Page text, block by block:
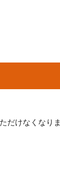
だけなくなりま